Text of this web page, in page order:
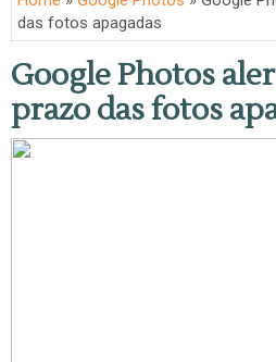
das fotos apagadas
Google Photos
prazo das fotos